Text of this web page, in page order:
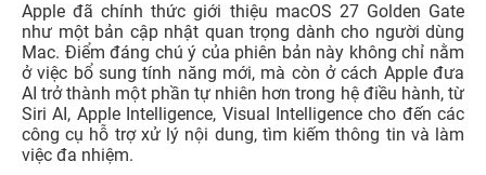
Apple đã chính thức giới thiệu macOS 27 Golden Gate
như một bản cập nhật quan trọng dành cho người dùng
Mac. Điểm đáng chú ý của phiên bản này không chỉ nằm
ở việc bổ sung tính năng mới, mà còn ở cách Apple đưa
AI trở thành một phần tự nhiên hơn trong hệ điều hành, từ
Siri AI, Apple Intelligence, Visual Intelligence cho đến các
công cụ hỗ trợ xử lý nội dung, tìm kiếm thông tin và làm
việc đa nhiệm.